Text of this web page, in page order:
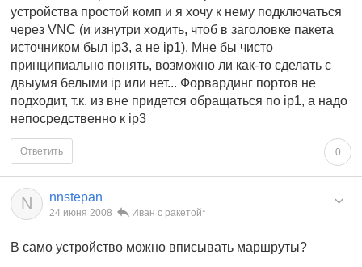
устройства простой комп и я хочу к нему подключаться
через VNC (и изнутри ходить, чтоб в заголовке пакета
источником был ip3, а не ip1). Мне бы чисто
принципиально понять, возможно ли как-то сделать с
двыумя белыми ip или нет... Форвардинг портов не
подходит, т.к. из вне придется обращаться по ip1, а надо
непосредственно к ip3
0
Ответить
N nnstepan
24 июня 2008 Иван с ракетой*
В само устройство можно вписывать маршруты?